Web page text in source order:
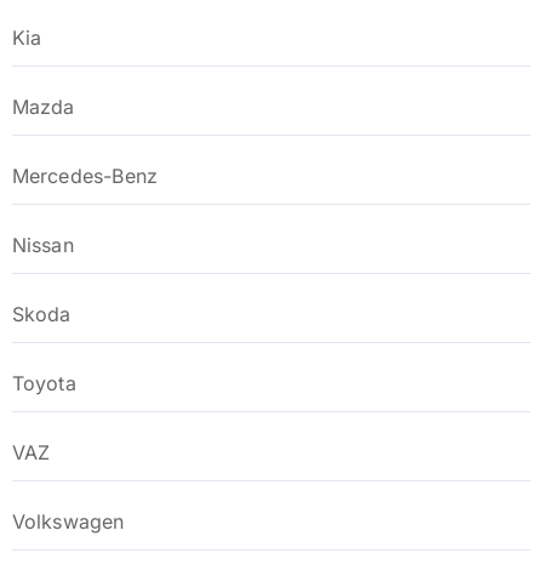
Kia
Mazda
Mercedes-Benz
Nissan
Skoda
Toyota
VAZ
Volkswagen